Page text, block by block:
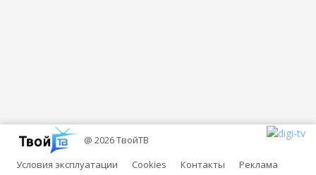
@ 2026 ТвойТВ
Условия эксплуатации
Cookies Контакты Реклама